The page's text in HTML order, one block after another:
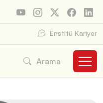
Enstitü Kariyer
Arama